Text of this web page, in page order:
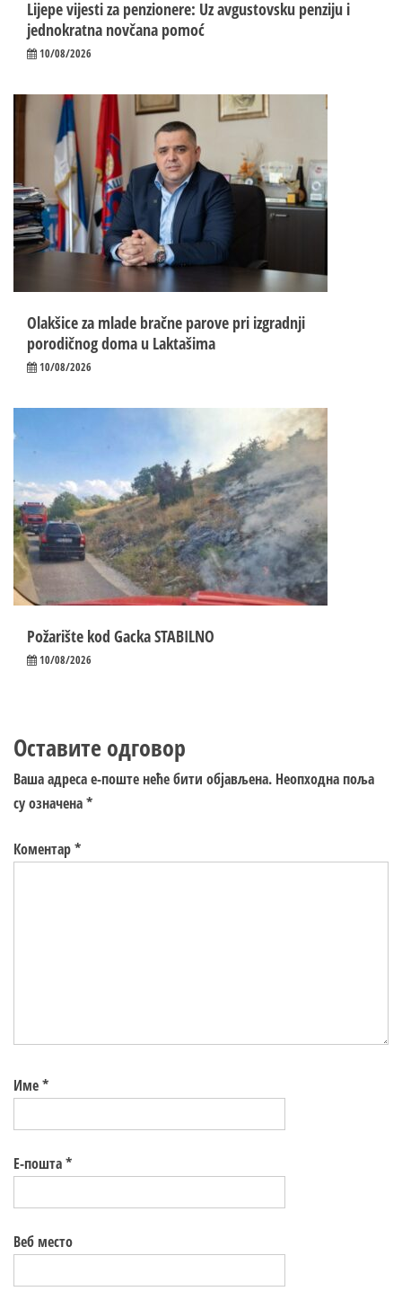
Lijepe vijesti za penzionere: Uz avgustovsku penziju i
jednokratna novčana pomoć
10/08/2026
Olakšice za mlade bračne parove pri izgradnji
porodičnog doma u Laktašima
10/08/2026
Požarište kod Gacka STABILNO
10/08/2026
Оставите одговор
Ваша адреса е-поште неће бити објављена. Неопходна поља
су означена*
Коментар*
Име*
Е-пошта*
Веб место